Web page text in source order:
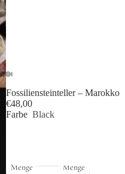
Fossiliensteinteller – Marokko
€48,00
Farbe Black
Menge
Menge